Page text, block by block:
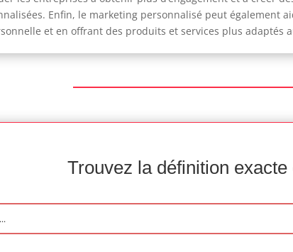
Enfin, le marketing personnalisé peut
et en offrant des produits et services plus adaptés
Trouvez la définition